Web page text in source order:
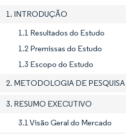
1. INTRODUÇÃO
1.1 Resultados do Estudo
1.2 Premissas do Estudo
1.3 Escopo do Estudo
2. METODOLOGIA DE PESQUISA
3. RESUMO EXECUTIVO
3.1 Visão Geral do Mercado